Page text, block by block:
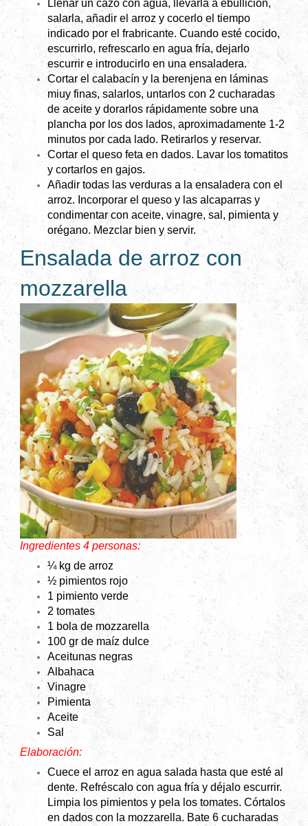
Llenar un cazo con agua, llevarla a ebullición,
salarla, añadir el arroz y cocerlo el tiempo
indicado por el frabricante. Cuando esté cocido,
escurrirlo, refrescarlo en agua fría, dejarlo
escurrir e introducirlo en una ensaladera.
Cortar el calabacín y la berenjena en láminas
miuy finas, salarlos, untarlos con 2 cucharadas
de aceite y dorarlos rápidamente sobre una
plancha por los dos lados, aproximadamente 1-2
minutos por cada lado. Retirarlos y reservar.
Cortar el queso feta en dados. Lavar los tomatitos
y cortarlos en gajos.
Añadir todas las verduras a la ensaladera con el
arroz. Incorporar el queso y las alcaparras y
condimentar con aceite, vinagre, sal, pimienta y
orégano. Mezclar bien y servir.
Ensalada de arroz con
mozzarella
Ingredientes 4 personas:
¼ kg de arroz
½ pimientos rojo
1 pimiento verde
2 tomates
1 bola de mozzarella
100 gr de maíz dulce
Aceitunas negras
Albahaca
Vinagre
Pimienta
Aceite
Sal
Elaboración:
Cuece el arroz en agua salada hasta que esté al
dente. Refréscalo con agua fría y déjalo escurrir.
Limpia los pimientos y pela los tomates. Córtalos
en dados con la mozzarella. Bate 6 cucharadas